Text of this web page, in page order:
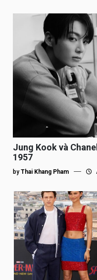
Jung Kook và
1957
by Thai Khang Pham